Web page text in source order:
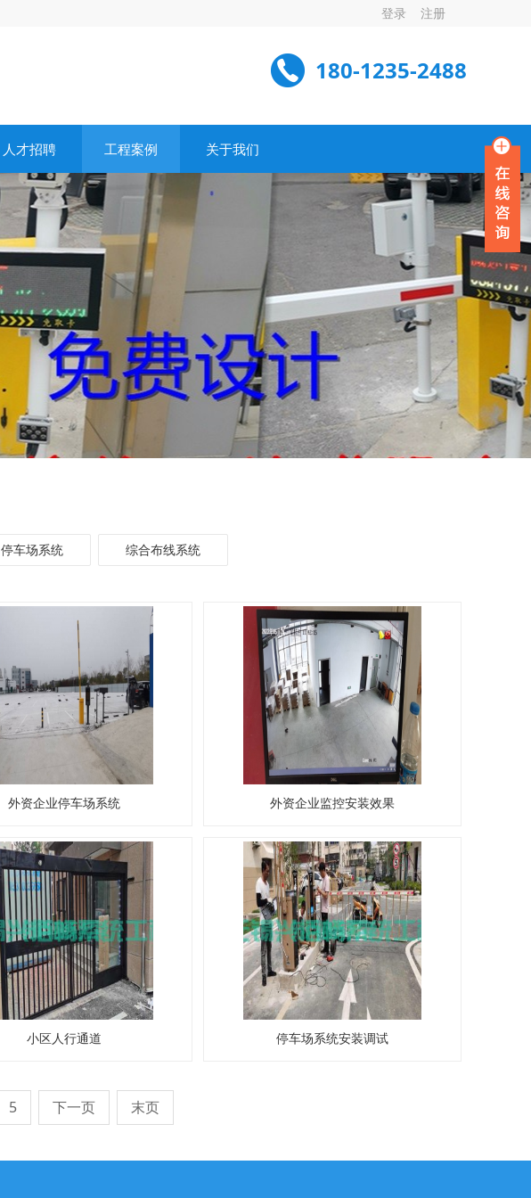
登录 注册
180-1235-2488
人才招聘 工程案例 关于我们
停车场系统 综合布线系统
外资企业停车场系统 外资企业监控安装效果
小区人行通道 停车场系统安装调试
5 下一页 末页